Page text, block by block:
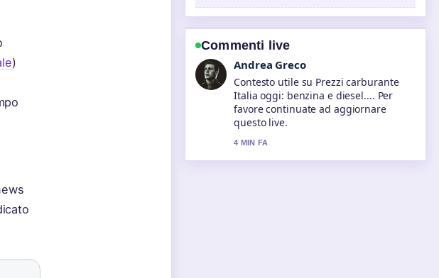
)
Commenti live
Sara Moretti
La copertura di Produzione industriale
Italia: dati 2025 e previsioni... sembra
solida e molto facile da seguire.
6 MIN FA